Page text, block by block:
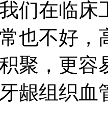
们在临床
也不好，
聚，更容
龈组织